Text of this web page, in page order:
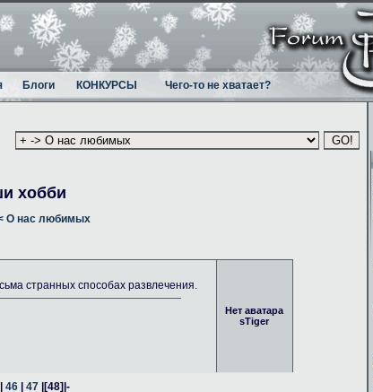
Блоги КОНКУРСЫ Чего-то не хватает?
хобби
О нас любимых
Нет аватара
sTiger
странных способах развлечения.
46 | 47 |[48]|-